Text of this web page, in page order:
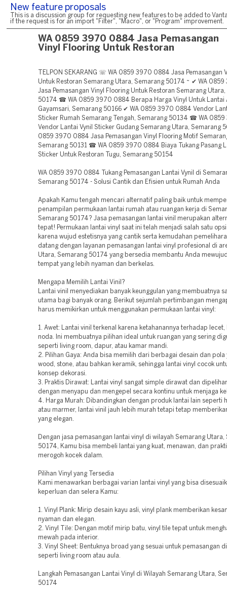
New feature proposals
This is a discussion group for requesting new features to be added to
if the request is for an import "Filter", "Macro", or "Program" improvement.
WA 0859 3970 0884 Jasa Pemasangan
Vinyl Flooring Untuk Restoran
TELPON SEKARANG ☏ WA 0859 3970 0884 Jasa Pemasangan
Untuk Restoran Semarang Utara, Semarang 50174 ~ ✔ WA
Jasa Pemasangan Vinyl Flooring Untuk Restoran Semarang
50174 ☎ WA 0859 3970 0884 Berapa Harga Vinyl Untuk Lantai
Gayamsari, Semarang 50166 ✔ WA 0859 3970 0884 Vendor
Sticker Rumah Semarang Tengah, Semarang 50134 ☎ WA
Vendor Lantai Vynil Sticker Gudang Semarang Utara, Semarang
0859 3970 0884 Jasa Pemasangan Vinyl Flooring Motif
Semarang 50131 ☎ WA 0859 3970 0884 Biaya Tukang Pasang
Sticker Untuk Restoran Tugu, Semarang 50154
WA 0859 3970 0884 Tukang Pemasangan Lantai Vynil di
Semarang 50174 - Solusi Cantik dan Efisien untuk Rumah Anda
Apakah Kamu tengah mencari alternatif paling baik untuk
penampilan permukaan lantai rumah atau ruangan kerja di
Semarang 50174? Jasa pemasangan lantai vinil merupakan
tepat! Permukaan lantai vinyl saat ini telah menjadi salah satu
karena wujud estetisnya yang cantik serta kemudahan
datang dengan layanan pemasangan lantai vinyl profesional di
Utara, Semarang 50174 yang bersedia membantu Anda
tempat yang lebih nyaman dan berkelas.
Mengapa Memilih Lantai Vinil?
Lantai vinil menyediakan banyak keunggulan yang membuatnya
utama bagi banyak orang. Berikut sejumlah pertimbangan
harus memikirkan untuk menggunakan permukaan lantai vinyl:
1. Awet: Lantai vinil terkenal karena ketahanannya terhadap lecet,
noda. Ini membuatnya pilihan ideal untuk ruangan yang sering
seperti living room, dapur, atau kamar mandi.
2. Pilihan Gaya: Anda bisa memilih dari berbagai desain dan pola
wood, stone, atau bahkan keramik, sehingga lantai vinyl cocok
konsep dekorasi.
3. Praktis Dirawat: Lantai vinyl sangat simple dirawat dan
dengan menyapu dan mengepel secara kontinu untuk menjaga
4. Harga Murah: Dibandingkan dengan produk lantai lain seperti
atau marmer, lantai vinil jauh lebih murah tetapi tetap
yang elegan.
Dengan jasa pemasangan lantai vinyl di wilayah Semarang Utara,
50174, Kamu bisa membeli lantai yang kuat, menawan, dan
merogoh kocek dalam.
Pilihan Vinyl yang Tersedia
Kami menawarkan berbagai varian lantai vinyl yang bisa
keperluan dan selera Kamu:
1. Vinyl Plank: Mirip desain kayu asli, vinyl plank memberikan
nyaman dan elegan.
2. Vinyl Tile: Dengan motif mirip batu, vinyl tile tepat untuk
mewah pada interior.
3. Vinyl Sheet: Bentuknya broad yang sesuai untuk pemasangan
seperti living room atau aula.
Langkah Pemasangan Lantai Vinyl di Wilayah Semarang Utara,
50174